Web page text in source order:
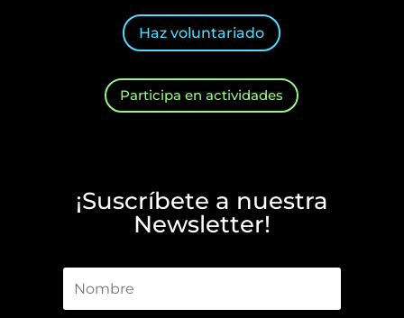
Haz voluntariado
Participa en actividades
¡Suscríbete a nuestra
Newsletter!